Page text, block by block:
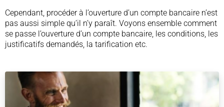
Cependant, procéder à l’ouverture d’un compte bancaire n’est
pas aussi simple qu’il n’y paraît. Voyons ensemble comment
se passe l’ouverture d’un compte bancaire, les conditions, les
justificatifs demandés, la tarification etc.